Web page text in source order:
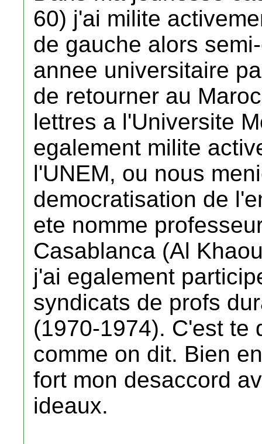
60) j'ai milite
de gauche alors
annee universitaire
de retourner au
lettres a l'Universite
egalement milite
l'UNEM, ou nous
democratisation de
ete nomme
Casablanca (Al
j'ai egalement
syndicats de profs
(1970-1974). C'est te
comme on dit. Bien
fort mon desaccord
ideaux.